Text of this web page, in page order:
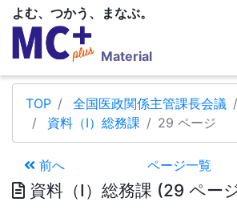
よむ、つかう、まなぶ。
Material
TOP 全国医政関係主管課長会議
資料（Ⅰ）総務課
29 ページ
前へ ページ一覧
資料（Ⅰ）総務課 (29 ペー